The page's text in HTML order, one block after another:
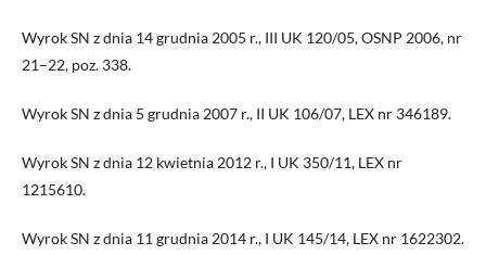
Wyrok SN z dnia 14 grudnia 2005 r., III UK 120/05, OSNP 2006, nr
21–22, poz. 338.
Wyrok SN z dnia 5 grudnia 2007 r., II UK 106/07, LEX nr 346189.
Wyrok SN z dnia 12 kwietnia 2012 r., I UK 350/11, LEX nr
1215610.
Wyrok SN z dnia 11 grudnia 2014 r., I UK 145/14, LEX nr 1622302.